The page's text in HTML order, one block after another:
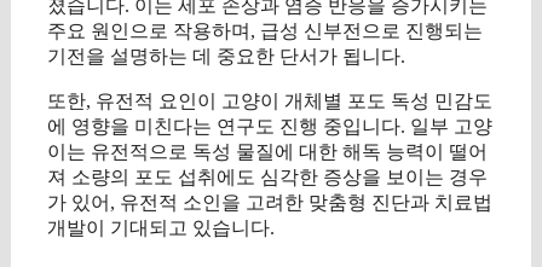
졌습니다. 이는 세포 손상과 염증 반응을 증가시키는
주요 원인으로 작용하며, 급성 신부전으로 진행되는
기전을 설명하는 데 중요한 단서가 됩니다.
또한, 유전적 요인이 고양이 개체별 포도 독성 민감도
에 영향을 미친다는 연구도 진행 중입니다. 일부 고양
이는 유전적으로 독성 물질에 대한 해독 능력이 떨어
져 소량의 포도 섭취에도 심각한 증상을 보이는 경우
가 있어, 유전적 소인을 고려한 맞춤형 진단과 치료법
개발이 기대되고 있습니다.